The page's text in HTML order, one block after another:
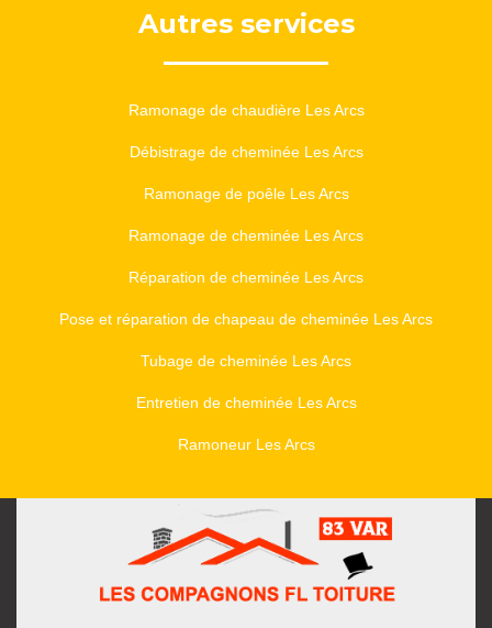
Autres services
Ramonage de chaudière Les Arcs
Débistrage de cheminée Les Arcs
Ramonage de poêle Les Arcs
Ramonage de cheminée Les Arcs
Réparation de cheminée Les Arcs
Pose et réparation de chapeau de cheminée Les Arcs
Tubage de cheminée Les Arcs
Entretien de cheminée Les Arcs
Ramoneur Les Arcs